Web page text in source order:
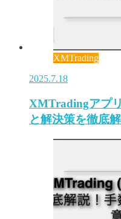
XMTrading
2025.7.18
XMTradingアプ
と解決策を徹底解